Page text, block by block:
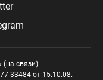
(на связи).
33484 от 15.10.08.